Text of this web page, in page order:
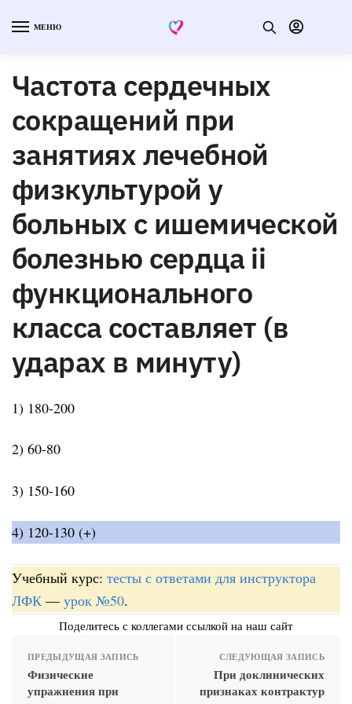
МЕНЮ
Частота сердечных
сокращений при
занятиях лечебной
физкультурой у
больных с ишемической
болезнью сердца ii
функционального
класса составляет (в
ударах в минуту)
1) 180-200
2) 60-80
3) 150-160
4) 120-130 (+)
Учебный курс: тесты с ответами для инструктора
ЛФК — урок №50.
Поделитесь с коллегами ссылкой на наш сайт
ПРЕДЫДУЩАЯ ЗАПИСЬ
Физические
упражнения при
СЛЕДУЮЩАЯ ЗАПИСЬ
При доклинических
признаках контрактур